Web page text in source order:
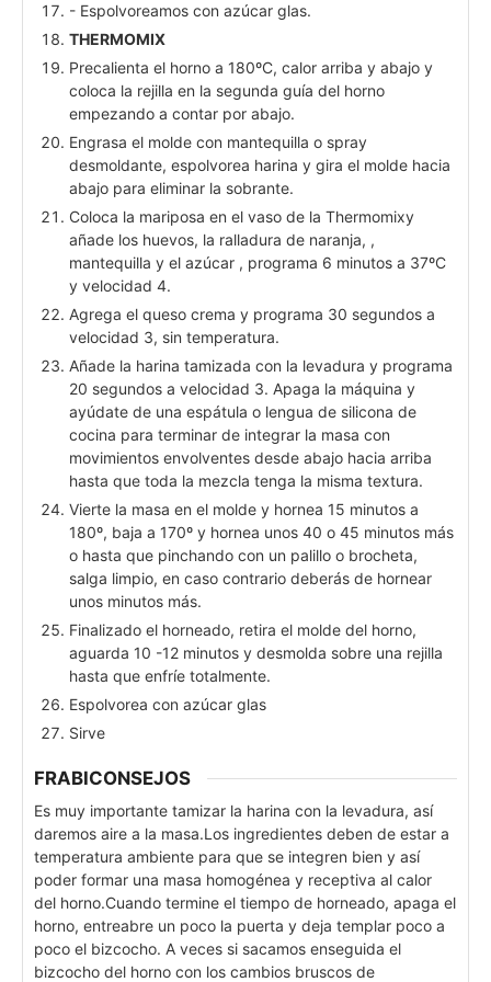
- Espolvoreamos con azúcar glas.
THERMOMIX
Precalienta el horno a 180ºC, calor arriba y abajo y
coloca la rejilla en la segunda guía del horno
empezando a contar por abajo.
Engrasa el molde con mantequilla o spray
desmoldante, espolvorea harina y gira el molde hacia
abajo para eliminar la sobrante.
Coloca la mariposa en el vaso de la Thermomixy
añade los huevos, la ralladura de naranja, ,
mantequilla y el azúcar , programa 6 minutos a 37ºC
y velocidad 4.
Agrega el queso crema y programa 30 segundos a
velocidad 3, sin temperatura.
Añade la harina tamizada con la levadura y programa
20 segundos a velocidad 3. Apaga la máquina y
ayúdate de una espátula o lengua de silicona de
cocina para terminar de integrar la masa con
movimientos envolventes desde abajo hacia arriba
hasta que toda la mezcla tenga la misma textura.
Vierte la masa en el molde y hornea 15 minutos a
180º, baja a 170º y hornea unos 40 o 45 minutos más
o hasta que pinchando con un palillo o brocheta,
salga limpio, en caso contrario deberás de hornear
unos minutos más.
Finalizado el horneado, retira el molde del horno,
aguarda 10 -12 minutos y desmolda sobre una rejilla
hasta que enfríe totalmente.
Espolvorea con azúcar glas
Sirve
FRABICONSEJOS
Es muy importante tamizar la harina con la levadura, así
daremos aire a la masa.Los ingredientes deben de estar a
temperatura ambiente para que se integren bien y así
poder formar una masa homogénea y receptiva al calor
del horno.Cuando termine el tiempo de horneado, apaga el
horno, entreabre un poco la puerta y deja templar poco a
poco el bizcocho. A veces si sacamos enseguida el
bizcocho del horno con los cambios bruscos de